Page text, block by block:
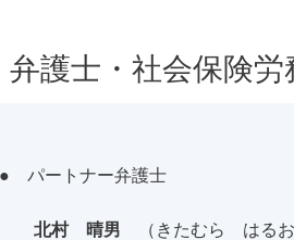
弁護士・社会保険労
● パートナー弁護士
北村 晴男 （きたむら はるお